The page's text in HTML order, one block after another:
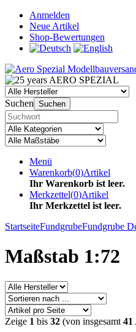
Anmelden
Neue Artikel
Shop-Bewertungen
Suchen Suchen
Menü
Warenkorb(0)Artikel
Ihr Warenkorb ist leer.
Merkzettel(0)Artikel
Ihr Merkzettel ist leer.
StartseiteFundgrubeFundgrube
Maßstab 1:72
Zeige 1 bis 32 (von insgesamt 41